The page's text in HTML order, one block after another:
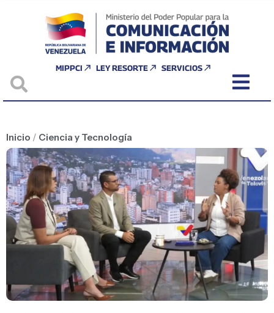
MIPPCI LEY RESORTE SERVICIOS
Inicio / Ciencia y Tecnología